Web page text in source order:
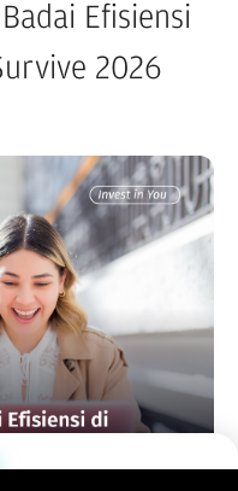
Efisiensi
2026